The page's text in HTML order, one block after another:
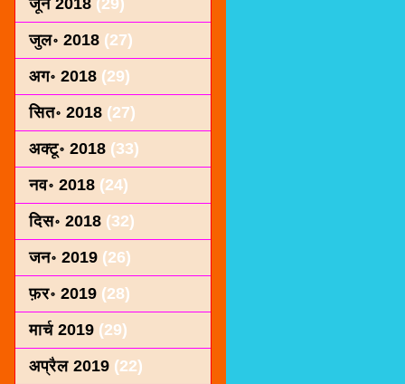
जून 2018 (29)
जुल॰ 2018 (27)
अग॰ 2018 (29)
सित॰ 2018 (27)
अक्टू॰ 2018 (33)
नव॰ 2018 (24)
दिस॰ 2018 (32)
जन॰ 2019 (26)
फ़र॰ 2019 (28)
मार्च 2019 (29)
अप्रैल 2019 (22)